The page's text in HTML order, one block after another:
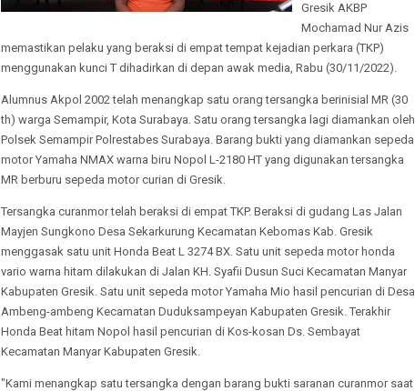
Gresik AKBP
Mochamad Nur Azis
memastikan pelaku yang beraksi di empat tempat kejadian perkara (TKP)
menggunakan kunci T dihadirkan di depan awak media, Rabu (30/11/2022).
Alumnus Akpol 2002 telah menangkap satu orang tersangka berinisial MR (30
th) warga Semampir, Kota Surabaya. Satu orang tersangka lagi diamankan oleh
Polsek Semampir Polrestabes Surabaya. Barang bukti yang diamankan sepeda
motor Yamaha NMAX warna biru Nopol L-2180 HT yang digunakan tersangka
MR berburu sepeda motor curian di Gresik.
Tersangka curanmor telah beraksi di empat TKP. Beraksi di gudang Las Jalan
Mayjen Sungkono Desa Sekarkurung Kecamatan Kebomas Kab. Gresik
menggasak satu unit Honda Beat L 3274 BX. Satu unit sepeda motor honda
vario warna hitam dilakukan di Jalan KH. Syafii Dusun Suci Kecamatan Manyar
Kabupaten Gresik. Satu unit sepeda motor Yamaha Mio hasil pencurian di Desa
Ambeng-ambeng Kecamatan Duduksampeyan Kabupaten Gresik. Terakhir
Honda Beat hitam Nopol hasil pencurian di Kos-kosan Ds. Sembayat
Kecamatan Manyar Kabupaten Gresik.
"Kami menangkap satu tersangka dengan barang bukti saranan curanmor saat